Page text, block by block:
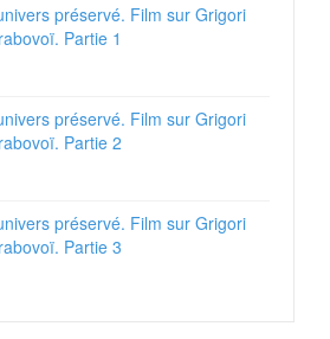
préservé. Film sur Grigori
Partie 1
préservé. Film sur Grigori
Partie 2
préservé. Film sur Grigori
Partie 3